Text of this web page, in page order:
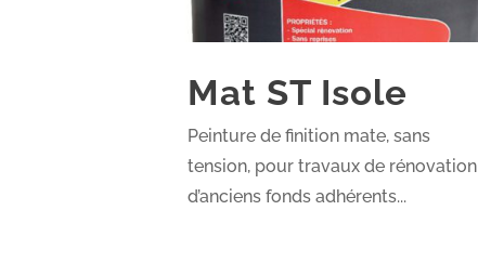
Mat ST Isole
Peinture de finition mate, sans
tension, pour travaux de rénovation
d’anciens fonds adhérents...